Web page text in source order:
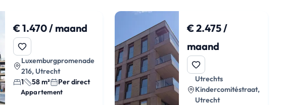
€ 1.470 / maand
Luxemburgpromenade
216, Utrecht
1
58 m² Per direct
Appartement
€ 2.475 /
maand
Utrechts
Kindercomitéstraat,
Utrecht